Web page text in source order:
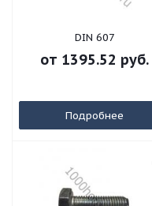
DIN 607
от 1395.52 руб.
Подробнее